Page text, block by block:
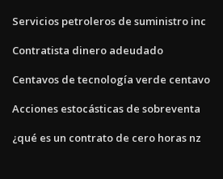
Servicios petroleros de suministro inc
Contratista dinero adeudado
Centavos de tecnología verde centavo
Acciones estocásticas de sobreventa
¿qué es un contrato de cero horas nz